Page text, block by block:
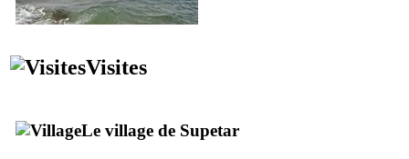
Visites
Le village de Supetar